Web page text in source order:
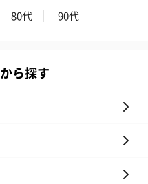
ティック
）
80代 90代
ら探す